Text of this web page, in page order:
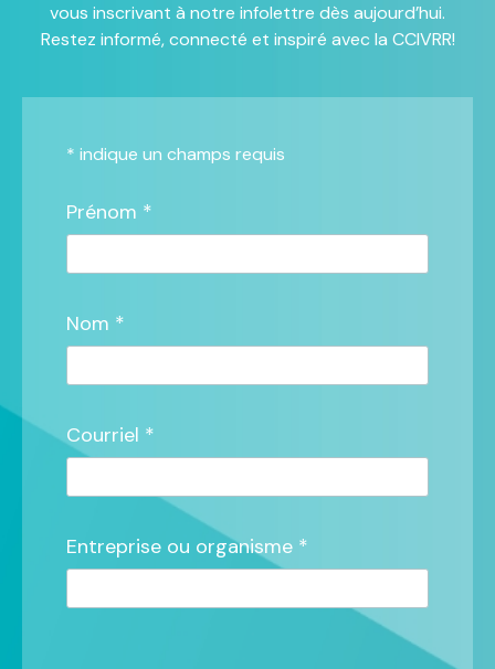
vous inscrivant à notre infolettre dès aujourd’hui.
Restez informé, connecté et inspiré avec la CCIVRR!
* indique un champs requis
Prénom *
Nom *
Courriel *
Entreprise ou organisme *